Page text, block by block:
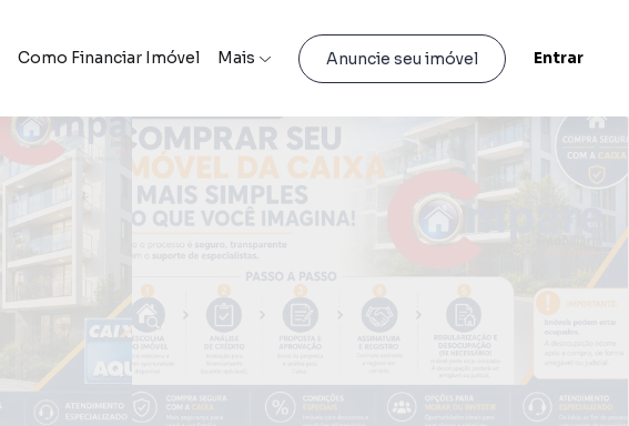
Como Financiar Imóvel Mais Anuncie seu imóvel Entrar